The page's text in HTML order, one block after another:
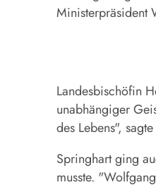
Ministerpräsident
Landesbischöfin
unabhängiger
des Lebens",
Springhart ging
musste.